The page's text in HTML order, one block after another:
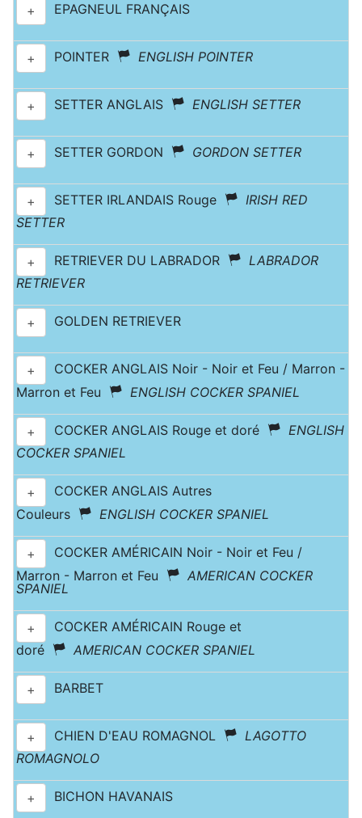
+ EPAGNEUL FRANÇAIS
+ POINTER ENGLISH POINTER
+ SETTER ANGLAIS ENGLISH SETTER
+ SETTER GORDON GORDON SETTER
+ SETTER IRLANDAIS Rouge
IRISH RED
SETTER
+ RETRIEVER DU LABRADOR
LABRADOR
RETRIEVER
+ GOLDEN RETRIEVER
+
COCKER ANGLAIS Noir - Noir et Feu / Marron -
Marron et Feu
ENGLISH COCKER SPANIEL
+ COCKER ANGLAIS Rouge et doré
ENGLISH
COCKER SPANIEL
+
COCKER ANGLAIS Autres
Couleurs
ENGLISH COCKER SPANIEL
+
COCKER AMÉRICAIN Noir - Noir et Feu /
Marron - Marron et Feu
AMERICAN COCKER
SPANIEL
+
COCKER AMÉRICAIN Rouge et
doré
AMERICAN COCKER SPANIEL
+ BARBET
+ CHIEN D'EAU ROMAGNOL
LAGOTTO
ROMAGNOLO
+ BICHON HAVANAIS